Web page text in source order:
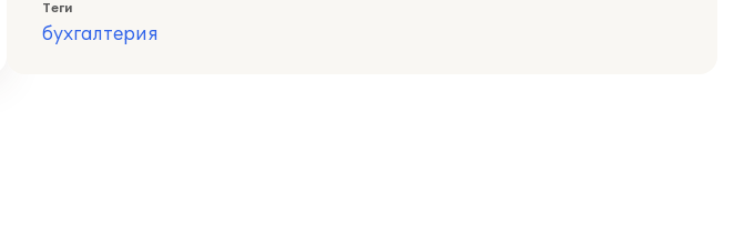
Теги
бухгалтерия